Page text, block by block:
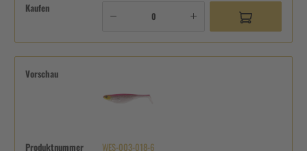
Kaufen
Vorschau
Produktnummer WES-003-018-6